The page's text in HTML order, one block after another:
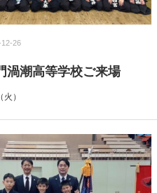
12-26
渦潮高等学校ご来場
）